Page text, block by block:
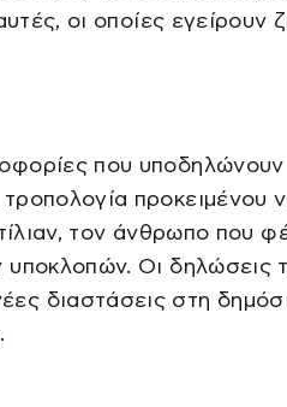
οι οποίες εγείρουν
που υποδηλώνουν
προκειμένου
τον άνθρωπο που
Οι δηλώσεις
διαστάσεις στη